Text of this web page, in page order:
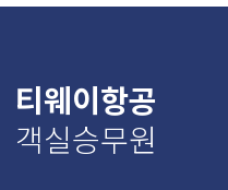
티웨이항공
객실승무원